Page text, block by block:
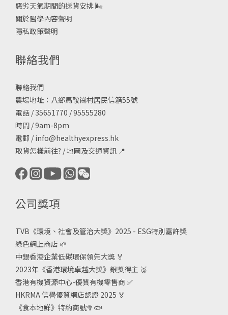
惡劣天氣期間的送貨安排🌬
關於醫學內容聲明
隱私政策聲明
聯絡我們
聯絡我們
農場地址：八鄉馬鞍崗村居民信箱55號
電話 / 35651770 / 95555280
時間 / 9am-8pm
電郵 / info@healthyexpress.hk
取貨怎樣前往? /地圖及交通資訊 📍
公司獎項
TVB《環境、社會及管治大獎》2025 - ESG特別嘉許獎
綠色網上商店 🌱
中銀香港企業低碳環保領先大獎 🏅
2023年《香港環境卓越大獎》銀獎得主 🥈
香港有機資源中心-優質有機零售商✅
HKRMA 信譽優質網店認證 2025 🏅
《食本地鮮》特約商號🥦🐟